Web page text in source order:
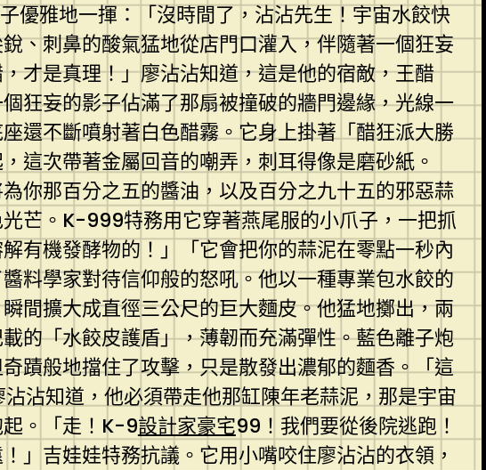
優雅地一揮：「沒時間了，沾沾先生！宇宙水餃快
、刺鼻的酸氣猛地從店門口灌入，伴隨著一個狂妄
才是真理！」廖沾沾知道，這是他的宿敵，王醋
狂妄的影子佔滿了那扇被撞破的牆門邊緣，光線一
還不斷噴射著白色醋霧。它身上掛著「醋狂派大勝
這次帶著金屬回音的嘲弄，刺耳得像是磨砂紙。
你那百分之五的醬油，以及百分之九十五的邪惡蒜
芒。K-999特務用它穿著燕尾服的小爪子，一把抓
有機發酵物的！」「它會把你的蒜泥在零點一秒內
料學家對待信仰般的怒吼。他以一種專業包水餃的
間擴大成直徑三公尺的巨大麵皮。他猛地擲出，兩
的「水餃皮護盾」，薄韌而充滿彈性。藍色離子炮
蹟般地擋住了攻擊，只是散發出濃郁的麵香。「這
沾知道，他必須帶走他那缸陳年老蒜泥，那是宇宙
起。「走！K-9設計家豪宅99！我們要從後院逃跑！
」吉娃娃特務抗議。它用小嘴咬住廖沾沾的衣領，